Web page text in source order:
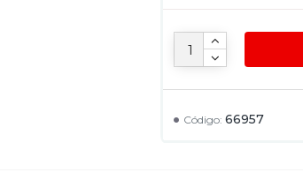
Código: 66957